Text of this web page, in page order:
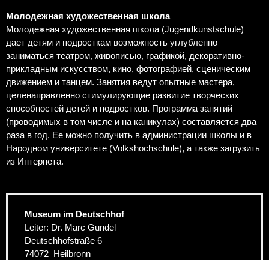
Молодежная художественная школа
Молодежная художественная школа (Jugendkunstschule)
дает детям и подросткам возможность углубленно
заниматься театром, живописью, графикой, декоративно-
прикладным искусством, кино, фотографией, сценическим
движением и танцем. Занятия ведут опытные мастера,
целенаправленно стимулирующие развитие творческих
способностей детей и подростков. Программа занятий
(проводимых в том числе и на каникулах) составляется два
раза в год. Ее можно получить в администрации школы и в
Народном университете (Volkshochschule), а также загрузить
из Интернета.
Museum im Deutschhof
Leiter: Dr. Marc Gundel
Deutschhofstraße 6
74072 Heilbronn